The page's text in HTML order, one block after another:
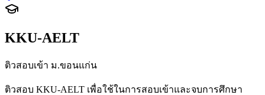
KKU-AELT
ติวสอบเข้า ม.ขอนแก่น
ติวสอบ KKU-AELT เพื่อใช้ในการสอบเข้าและจบการศึกษา